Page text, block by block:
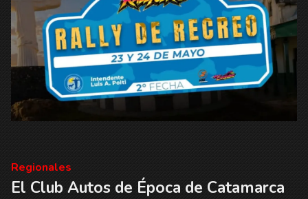
El Club Autos de Época de Catamarca
Regionales